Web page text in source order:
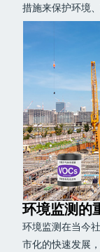
措施来保护环境
环境监测的
环境监测在当今
市化的快速发展